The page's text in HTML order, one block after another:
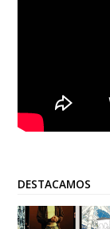
DESTACAMOS